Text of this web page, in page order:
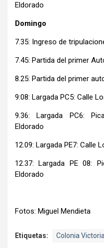
Eldorado
Domingo
7.35: Ingreso de
7.45: Partida del primer
8.25: Partida del primer
9:08: Largada PC5: Calle
9.36: Largada PC6:
Eldorado
12.09: Largada PE7: Calle
12.37: Largada PE 08:
Eldorado
Fotos: Miguel Mendieta
Etiquetas: Colonia